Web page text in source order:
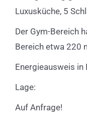
Luxusküche, 5
Der Gym-Bereich
Bereich etwa 220
Energieausweis in
Lage:
Auf Anfrage!